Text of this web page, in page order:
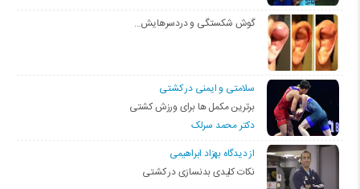
گوش شکستگی و دردسرهایش…
سلامتی و ایمنی در کشتی
برترین مکمل ها برای ورزش کشتی
دکتر محمد سرلک
از دیدگاه بهزاد ابراهیمی
نکات کلیدی بدنسازی در کشتی